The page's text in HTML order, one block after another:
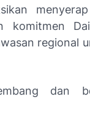
komitmen
regional
dan